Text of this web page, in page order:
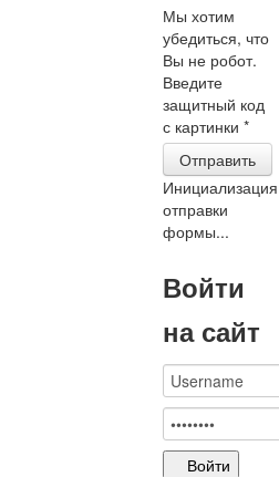
Мы хотим
убедиться, что
Вы не робот.
Введите
защитный код
с картинки*
Отправить
Инициализация
отправки
формы...
Войти
на сайт
Войти